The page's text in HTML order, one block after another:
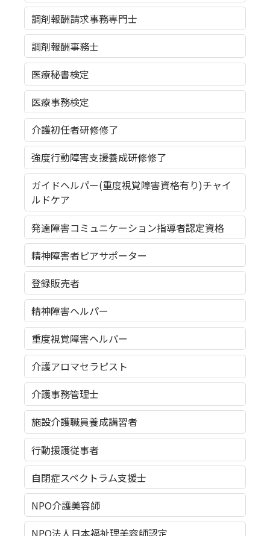
調剤報酬請求事務専門士
調剤報酬事務士
医療秘書検定
医療事務検定
介護初任者研修修了
強度行動障害支援養成研修修了
ガイドヘルパー(重度視覚障害資格有り)チャイ
ルドケア
発達障害コミュニケーション指導者認定資格
精神障害者ピアサポーター
登録販売者
精神障害ヘルパー
重度視覚障害ヘルパー
介護アロマセラピスト
介護事務管理士
施設介護職員養成講習者
行動援護従事者
自閉症スペクトラム支援士
NPO介護美容師
NPO法人日本福祉理美容師認定